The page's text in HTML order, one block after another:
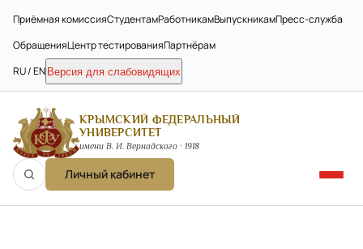
Приёмная комиссияСтудентамРаботникамВыпускникамПресс-служба
ОбращенияЦентр тестированияПартнёрам
RU / EN Версия для слабовидящих
КРЫМСКИЙ ФЕДЕРАЛЬНЫЙ
УНИВЕРСИТЕТ
имени В. И. Вернадского · 1918
Личный кабинет